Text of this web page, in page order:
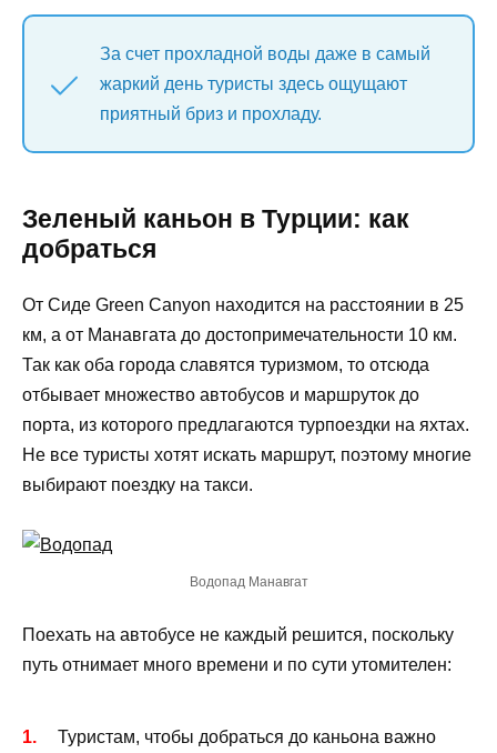
За счет прохладной воды даже в самый
жаркий день туристы здесь ощущают
приятный бриз и прохладу.
Зеленый каньон в Турции: как
добраться
От Сиде Green Canyon находится на расстоянии в 25
км, а от Манавгата до достопримечательности 10 км.
Так как оба города славятся туризмом, то отсюда
отбывает множество автобусов и маршруток до
порта, из которого предлагаются турпоездки на яхтах.
Не все туристы хотят искать маршрут, поэтому многие
выбирают поездку на такси.
Водопад Манавгат
Поехать на автобусе не каждый решится, поскольку
путь отнимает много времени и по сути утомителен:
Туристам, чтобы добраться до каньона важно